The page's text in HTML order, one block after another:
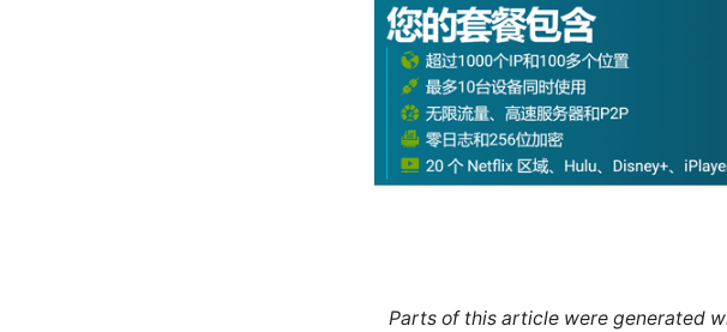
Parts of this article were generated